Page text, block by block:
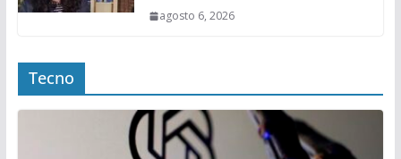
agosto 6, 2026
Tecno